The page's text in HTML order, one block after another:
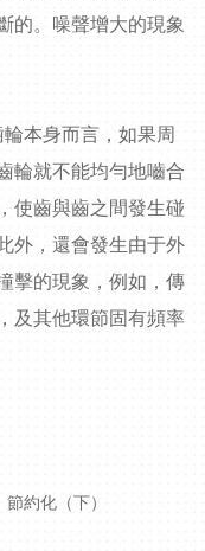
的。噪聲增大的現象
本身而言，如果周
輪就不能均勻地嚙合
使齒與齒之間發生碰
外，還會發生由于外
擊的現象，例如，傳
及其他環節固有頻率
約化（下）